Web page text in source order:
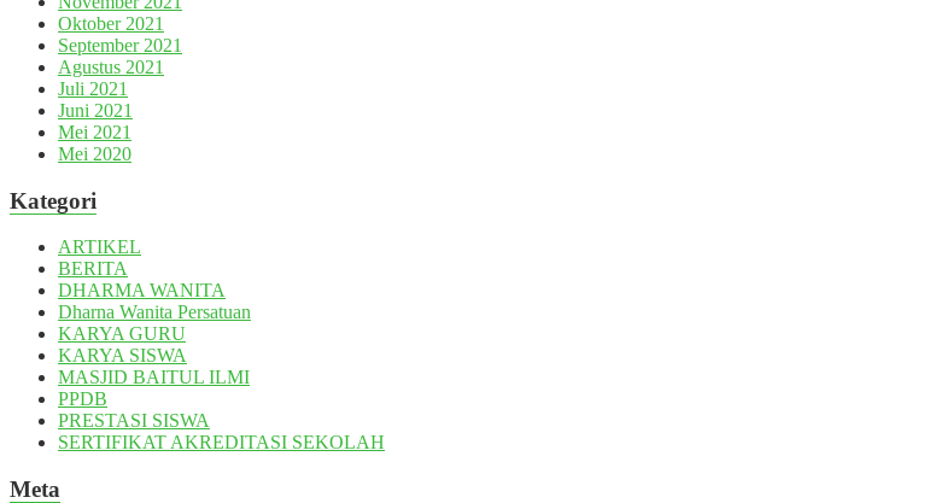
Oktober 2021
September 2021
Agustus 2021
Juli 2021
Juni 2021
Mei 2021
Mei 2020
Kategori
ARTIKEL
BERITA
DHARMA WANITA
Dharna Wanita Persatuan
KARYA GURU
KARYA SISWA
MASJID BAITUL ILMI
PPDB
PRESTASI SISWA
SERTIFIKAT AKREDITASI SEKOLAH
Meta